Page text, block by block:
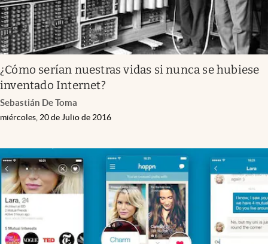
¿Cómo serían nuestras vidas si nunca se hubiese
inventado Internet?
Sebastián De Toma
miércoles, 20 de Julio de 2016